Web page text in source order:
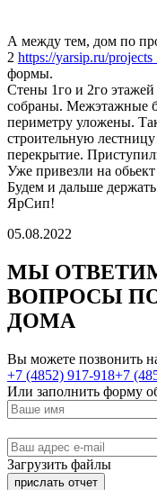
А между тем, дом по
2 https://yarsip.ru/
формы.
Стены 1го и 2го этажей
собраны. Межэтажные
периметру уложены.
строительную
перекрытие.
Уже привезли на
Будем и дальше
ЯрСип!
05.08.2022
МЫ
ВОПРОСЫ
ДОМА
Вы можете позвонить
+7 (4852) 917-918+7
Или заполнить форму
Загрузить файлы